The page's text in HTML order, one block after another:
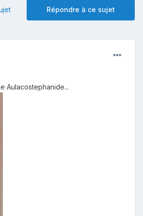
Répondre à ce sujet
Aulacostephanide...